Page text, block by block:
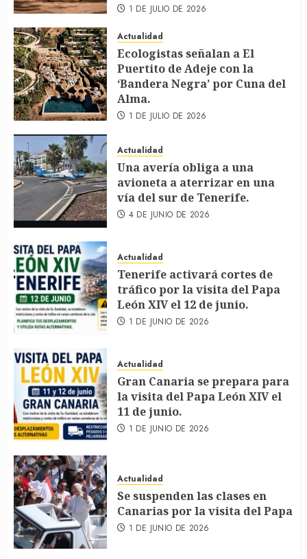
1 DE JULIO DE 2026
Actualidad
Ecologistas señalan a El
Puertito de Adeje con la
‘Bandera Negra’ por Cuna del
Alma.
1 DE JULIO DE 2026
Actualidad
Una avería obliga a una
avioneta a aterrizar en una
vía del sur de Tenerife.
4 DE JUNIO DE 2026
Actualidad
Tenerife activará cortes de
tráfico por la visita del Papa
León XIV el 12 de junio.
1 DE JUNIO DE 2026
Actualidad
Gran Canaria se prepara para
la visita del Papa León XIV el
11 de junio.
1 DE JUNIO DE 2026
Actualidad
Se suspenden las clases en
Canarias por la visita del Papa
1 DE JUNIO DE 2026